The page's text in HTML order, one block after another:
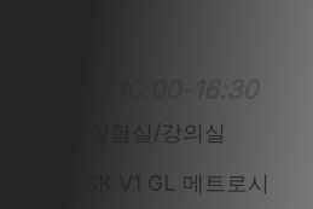
동 Lab 실험실/강의실
문정 SK V1 GL 메트로시